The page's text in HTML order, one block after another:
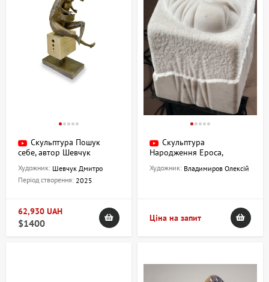
Скульптура Пошук
себе, автор Шевчук
Художник: Шевчук Дмитро
Період створення: 2025
62,930 UAH
$1400
Скульптура
Народження Ероса,
Олексій
Художник: Владимиров Олексій
Ціна на запит